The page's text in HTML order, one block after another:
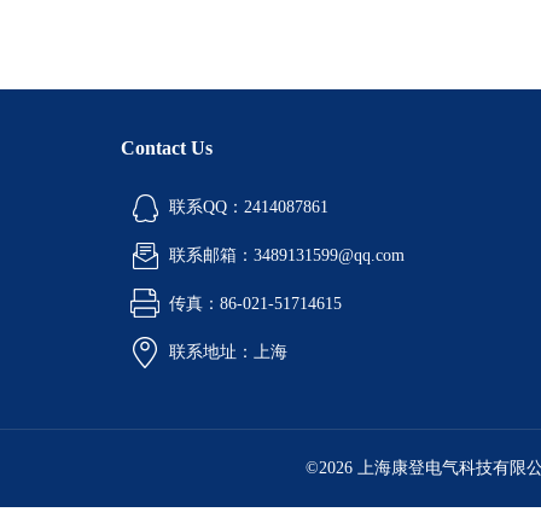
Contact Us
联系QQ：2414087861
联系邮箱：3489131599@qq.com
传真：86-021-51714615
联系地址：上海
©2026 上海康登电气科技有限